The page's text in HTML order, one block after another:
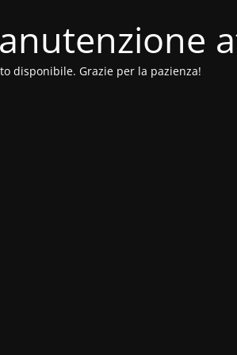
disponibile. Grazie per la pazienza!